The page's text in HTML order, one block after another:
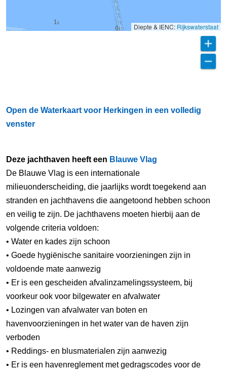
Diepte & IENC: Rijkswaterstaat
Open de Waterkaart voor Herkingen in een volledig
venster
Deze jachthaven heeft een Blauwe Vlag
De Blauwe Vlag is een internationale
milieuonderscheiding, die jaarlijks wordt toegekend aan
stranden en jachthavens die aangetoond hebben schoon
en veilig te zijn. De jachthavens moeten hierbij aan de
volgende criteria voldoen:
• Water en kades zijn schoon
• Goede hygiënische sanitaire voorzieningen zijn in
voldoende mate aanwezig
• Er is een gescheiden afvalinzamelingssysteem, bij
voorkeur ook voor bilgewater en afvalwater
• Lozingen van afvalwater van boten en
havenvoorzieningen in het water van de haven zijn
verboden
• Reddings- en blusmaterialen zijn aanwezig
• Er is een havenreglement met gedragscodes voor de